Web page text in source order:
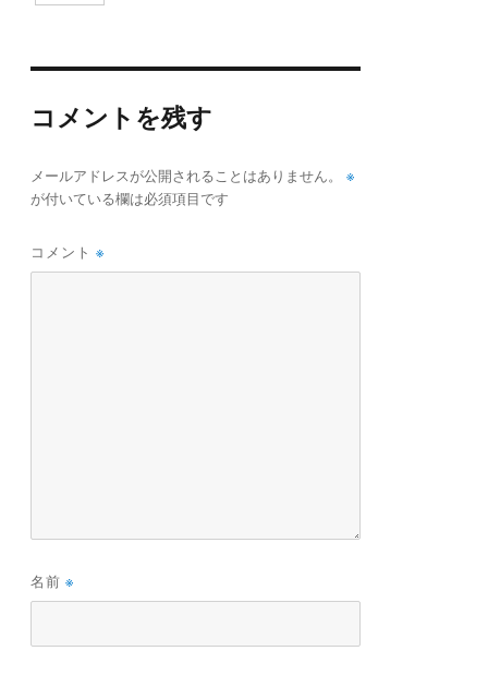
r
s
コメントを残す
メールアドレスが公開されることはありません。 ※
が付いている欄は必須項目です
コメント ※
名前 ※